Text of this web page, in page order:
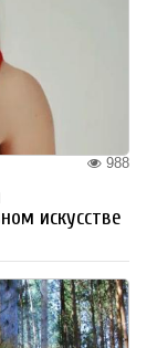
988
искусстве